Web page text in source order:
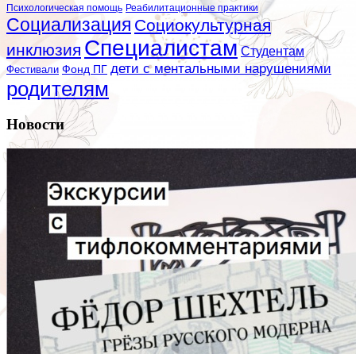
Психологическая помощь Реабилитационные практики
Социализация Социокультурная
инклюзия Специалистам Студентам
Фестивали Фонд ПГ дети с ментальными нарушениями
родителям
Новости